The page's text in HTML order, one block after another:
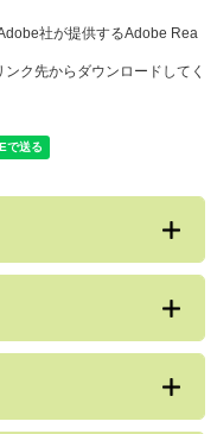
社が提供するAdobe Rea
ク先からダウンロードしてく